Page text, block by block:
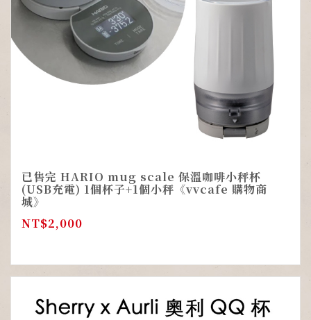
已售完 HARIO mug scale 保溫咖啡小秤杯
(USB充電) 1個杯子+1個小秤《vvcafe 購物商
城》
NT$2,000